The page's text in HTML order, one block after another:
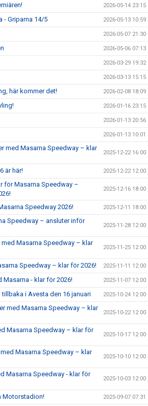
2026-05-14 23:15
- Griparna 14/5 2026-05-13 10:59
2026-05-07 21:30
2026-05-06 07:13
2026-03-29 19:32
2026-03-13 15:15
här kommer det! 2026-02-08 18:09
2026-01-16 23:15
2026-01-13 20:56
2026-01-13 10:01
med Masarna Speedway – klar
2025-12-22 16:00
är här! 2025-12-22 12:00
för Masarna Speedway –
2025-12-16 18:00
Speedway 2026! 2025-12-11 18:00
Speedway – ansluter inför
2025-11-28 12:00
Masarna Speedway – klar
2025-11-25 12:00
Speedway – klar för 2026! 2025-11-11 12:00
- klar för 2026! 2025-11-07 12:00
i Avesta den 16 januari 2025-10-24 12:00
med Masarna Speedway – klar
2025-10-22 12:00
Masarna Speedway – klar för
2025-10-17 12:00
Masarna Speedway – klar
2025-10-10 12:00
Masarna Speedway - klar för
2025-10-03 12:00
Motorstadion! 2025-09-07 07:31